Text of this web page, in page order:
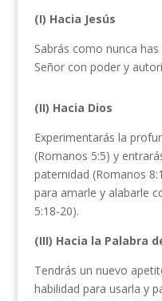
(I) Hacia Jesús
Sabrás como nunca
Señor con poder y
(II) Hacia Dios
Experimentarás la
(Romanos 5:5) y
paternidad (Romanos
para amarle y alabarle
5:18-20).
(III) Hacia la Palabra
Tendrás un nuevo
habilidad para usarla y